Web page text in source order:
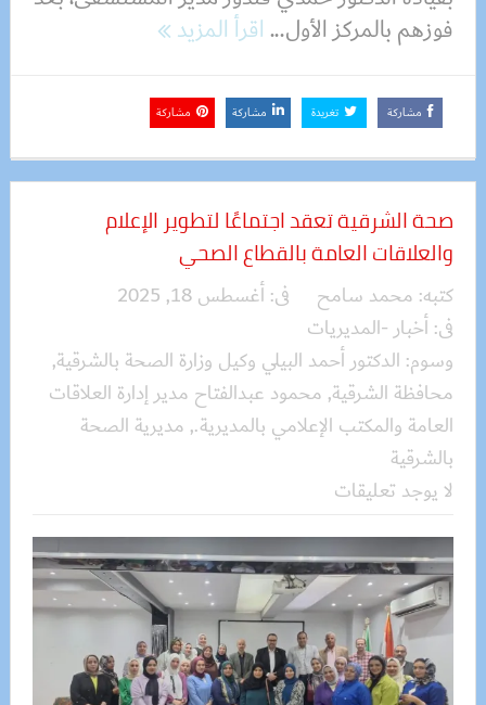
فوزهم بالمركز الأول...اقرأ المزيد
مشاركة تغريدة مشاركة مشاركة
صحة الشرقية تعقد اجتماعًا لتطوير الإعلام
والعلاقات العامة بالقطاع الصحي
كتبه: محمد سامح فى:أغسطس 18, 2025
فى:أخبار -المديريات
وسوم: الدكتور أحمد البيلي وكيل وزارة الصحة بالشرقية,
محافظة الشرقية, محمود عبدالفتاح مدير إدارة العلاقات
العامة والمكتب الإعلامي بالمديرية., مديرية الصحة
بالشرقية
لا يوجد تعليقات